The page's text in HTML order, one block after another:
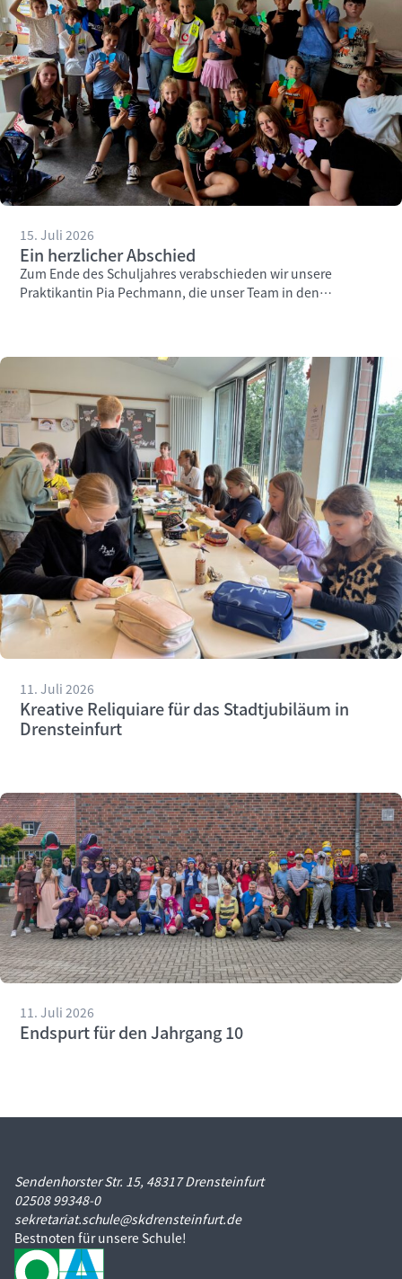
15. Juli 2026
Ein herzlicher Abschied
Zum Ende des Schuljahres verabschieden wir unsere
Praktikantin Pia Pechmann, die unser Team in den
11. Juli 2026
Kreative Reliquiare für das Stadtjubiläum in
Drensteinfurt
11. Juli 2026
Endspurt für den Jahrgang 10
Sendenhorster Str. 15, 48317 Drensteinfurt
02508 99348-0
sekretariat.schule@skdrensteinfurt.de
Bestnoten für unsere Schule!